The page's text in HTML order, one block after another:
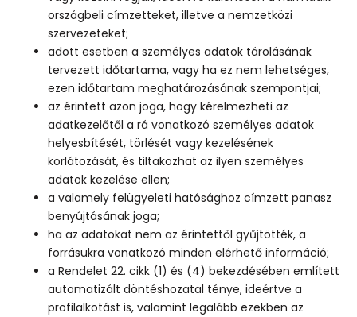
országbeli címzetteket, illetve a nemzetközi
szervezeteket;
adott esetben a személyes adatok tárolásának
tervezett időtartama, vagy ha ez nem lehetséges,
ezen időtartam meghatározásának szempontjai;
az érintett azon joga, hogy kérelmezheti az
adatkezelőtől a rá vonatkozó személyes adatok
helyesbítését, törlését vagy kezelésének
korlátozását, és tiltakozhat az ilyen személyes
adatok kezelése ellen;
a valamely felügyeleti hatósághoz címzett panasz
benyújtásának joga;
ha az adatokat nem az érintettől gyűjtötték, a
forrásukra vonatkozó minden elérhető információ;
a Rendelet 22. cikk (1) és (4) bekezdésében említett
automatizált döntéshozatal ténye, ideértve a
profilalkotást is, valamint legalább ezekben az